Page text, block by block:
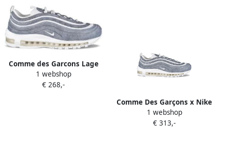
Comme des Garcons Lage
Sneakers
1 webshop
€ 268,-
Comme Des Garçons x Nike
Air Max 97 sneakers met
geborduurd logo Blauw
1 webshop
€ 313,-